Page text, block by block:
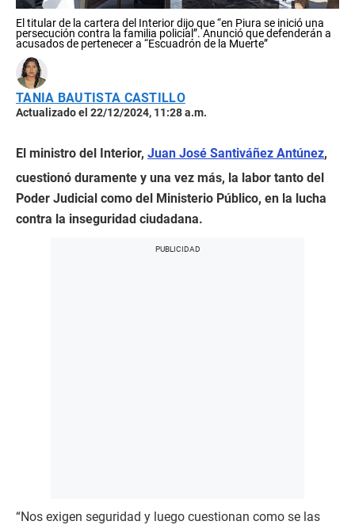
El titular de la cartera del Interior dijo que “en Piura se inició una
persecución contra la familia policial”. Anunció que defenderán a
acusados de pertenecer a “Escuadrón de la Muerte”
TANIA BAUTISTA CASTILLO
Actualizado el 22/12/2024, 11:28 a.m.
El ministro del Interior, Juan José Santiváñez Antúnez,
cuestionó duramente y una vez más, la labor tanto del
Poder Judicial como del Ministerio Público, en la lucha
contra la inseguridad ciudadana.
“Nos exigen seguridad y luego cuestionan como se las